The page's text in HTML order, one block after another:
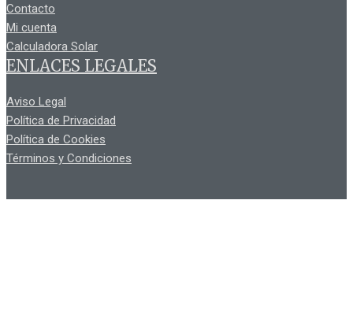
Contacto
Mi cuenta
Calculadora Solar
ENLACES LEGALES
Aviso Legal
Política de Privacidad
Política de Cookies
Términos y Condiciones